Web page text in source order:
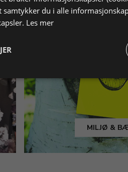
MILJØ &
samtykker du i alle
Les mer